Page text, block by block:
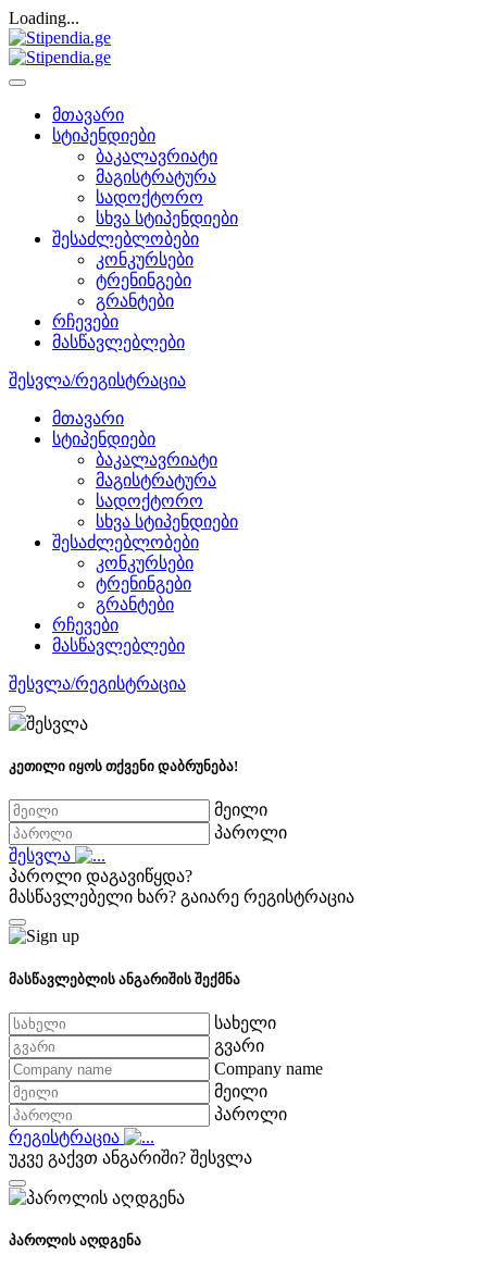
Loading...
მთავარი
სტიპენდიები
ბაკალავრიატი
მაგისტრატურა
სადოქტორო
სხვა სტიპენდიები
შესაძლებლობები
კონკურსები
ტრენინგები
გრანტები
რჩევები
მასწავლებლები
შესვლა/რეგისტრაცია
მთავარი
სტიპენდიები
ბაკალავრიატი
მაგისტრატურა
სადოქტორო
სხვა სტიპენდიები
შესაძლებლობები
კონკურსები
ტრენინგები
გრანტები
რჩევები
მასწავლებლები
შესვლა/რეგისტრაცია
კეთილი იყოს თქვენი დაბრუნება!
მეილი
პაროლი
შესვლა
პაროლი დაგავიწყდა?
მასწავლებელი ხარ? გაიარე რეგისტრაცია
მასწავლებლის ანგარიშის შექმნა
სახელი
გვარი
Company name
მეილი
პაროლი
რეგისტრაცია
უკვე გაქვთ ანგარიში? შესვლა
პაროლის აღდგენა